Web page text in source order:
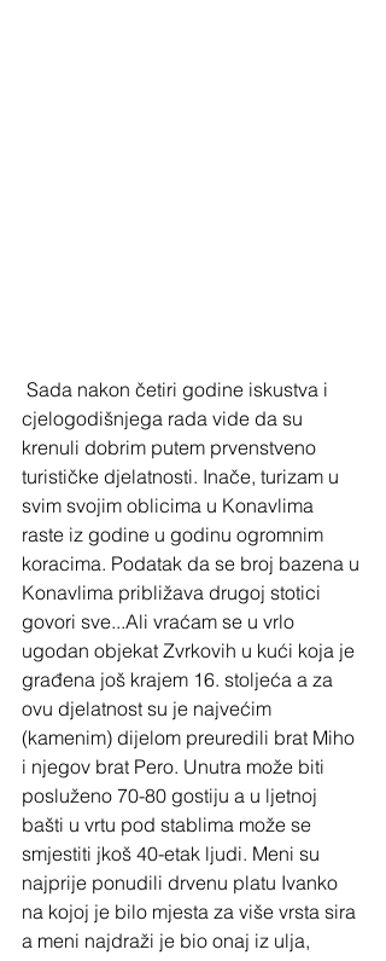
cjelogodišnjega rada vide da su
krenuli dobrim putem prvenstveno
turističke djelatnosti. Inače, turizam u
svim svojim oblicima u Konavlima
raste iz godine u godinu ogromnim
koracima. Podatak da se broj bazena u
Konavlima približava drugoj stotici
govori sve...Ali vraćam se u vrlo
ugodan objekat Zvrkovih u kući koja je
građena još krajem 16. stoljeća a za
ovu djelatnost su je najvećim
(kamenim) dijelom preuredili brat Miho
i njegov brat Pero. Unutra može biti
posluženo 70-80 gostiju a u ljetnoj
bašti u vrtu pod stablima može se
smjestiti jkoš 40-etak ljudi. Meni su
najprije ponudili drvenu platu Ivanko
na kojoj je bilo mjesta za više vrsta sira
a meni najdraži je bio onaj iz ulja,